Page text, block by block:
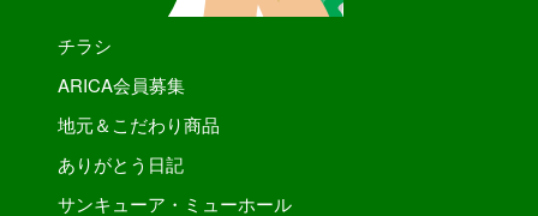
チラシ
ARICA会員募集
地元＆こだわり商品
ありがとう日記
サンキューア・ミューホール